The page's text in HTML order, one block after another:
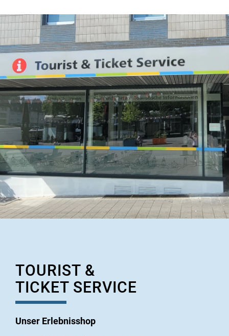
TOURIST &
TICKET SERVICE
Unser Erlebnisshop